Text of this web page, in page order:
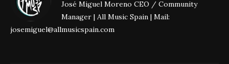
José Miguel Moreno CEO / Community
Manager | All Music Spain | Mail:
josemiguel@allmusicspain.com